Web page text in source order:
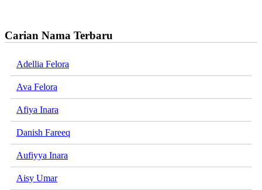
Carian Nama Terbaru
Adellia Felora
Ava Felora
Afiya Inara
Danish Fareeq
Aufiyya Inara
Aisy Umar